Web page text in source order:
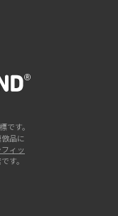
です。
品に
ィッ
す。